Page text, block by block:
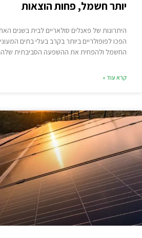
יותר חשמל, פחות הוצאות
היתרונות של פאנלים סולאריים לבית בשנים
הפכו לפופולריים ביותר בקרב בעלי בתים
החשמל ולהפחית את ההשפעה הסביבתית
קרא עוד »